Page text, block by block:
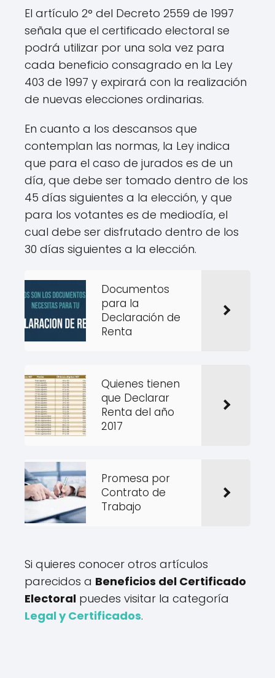
El artículo 2° del Decreto 2559 de 1997
señala que el certificado electoral se
podrá utilizar por una sola vez para
cada beneficio consagrado en la Ley
403 de 1997 y expirará con la realización
de nuevas elecciones ordinarias.
En cuanto a los descansos que
contemplan las normas, la Ley indica
que para el caso de jurados es de un
día, que debe ser tomado dentro de los
45 días siguientes a la elección, y que
para los votantes es de mediodía, el
cual debe ser disfrutado dentro de los
30 días siguientes a la elección.
Documentos
para la
Declaración de
Renta
Quienes tienen
que Declarar
Renta del año
2017
Promesa por
Contrato de
Trabajo
Si quieres conocer otros artículos
parecidos a Beneficios del Certificado
Electoral puedes visitar la categoría
Legal y Certificados.